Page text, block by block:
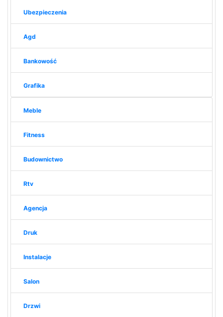
Ubezpieczenia
Agd
Bankowość
Grafika
Meble
Fitness
Budownictwo
Rtv
Agencja
Druk
Instalacje
Salon
Drzwi